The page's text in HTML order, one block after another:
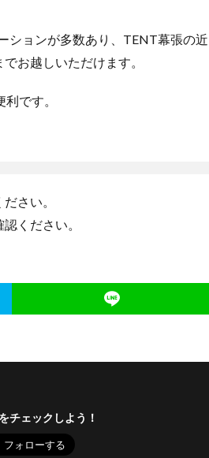
ションが多数あり、TENT幕張の近
お越しいただけます。
です。
さい。
ください。
チェックしよう！